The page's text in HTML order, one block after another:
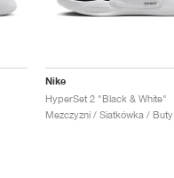
Nike
HyperSet 2 "Black & White"
Mezczyzni / Siatkówka / Buty